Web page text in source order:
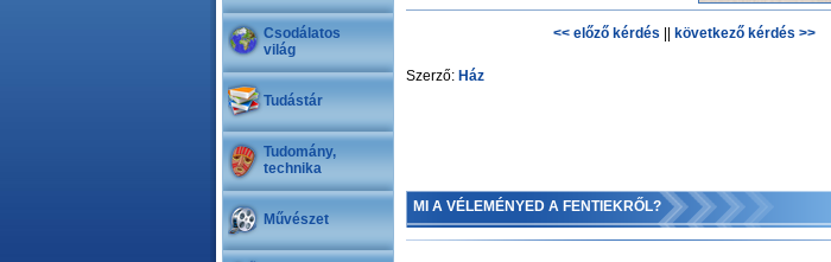
Csodálatos
világ
Tudástár
Tudomány,
technika
Művészet
<< előző kérdés következő kérdés >>
Szerző: Ház
MI A VÉLEMÉNYED A FENTIEKRŐL?